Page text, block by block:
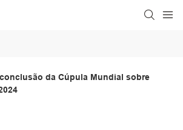
da Cúpula Mundial sobre